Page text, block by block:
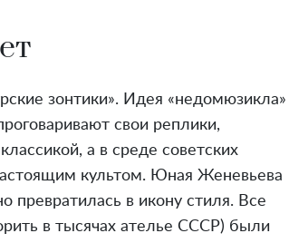
зонтики». Идея «недомюзикла»
свои реплики,
а в среде советских
культом. Юная Женевьева
превратилась в икону стиля. Все
в тысячах ателье СССР) были